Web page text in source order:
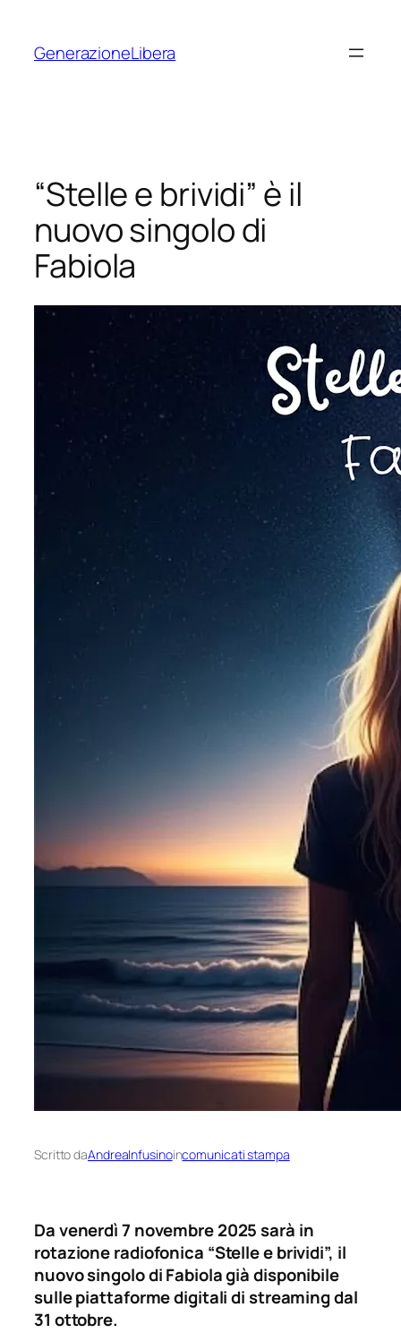
contenuto
GenerazioneLibera
“Stelle e brividi” è il
nuovo singolo di
Fabiola
Scritto daAndreaInfusinoincomunicati stampa
Da venerdì 7 novembre 2025 sarà in
rotazione radiofonica “Stelle e brividi”, il
nuovo singolo di Fabiola già disponibile
sulle piattaforme digitali di streaming dal
31 ottobre.